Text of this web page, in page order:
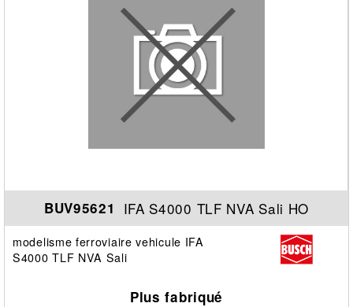
BUV95621 IFA S4000 TLF NVA Sali HO
modelisme ferroviaire vehicule IFA
S4000 TLF NVA Sali
Plus fabriqué